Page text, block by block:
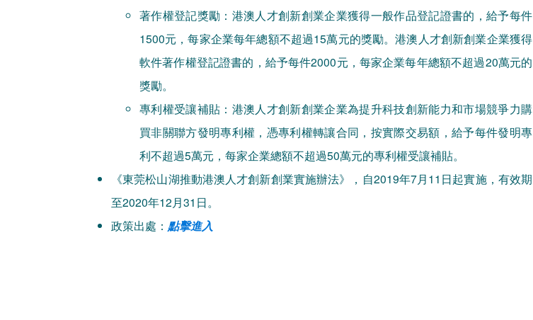
著作權登記獎勵：港澳人才創新創業企業獲得一般作品登記證書的，給予每件
1500元，每家企業每年總額不超過15萬元的獎勵。港澳人才創新創業企業獲得
軟件著作權登記證書的，給予每件2000元，每家企業每年總額不超過20萬元的
獎勵。
專利權受讓補貼：港澳人才創新創業企業為提升科技創新能力和市場競爭力購
買非關聯方發明專利權，憑專利權轉讓合同，按實際交易額，給予每件發明專
利不超過5萬元，每家企業總額不超過50萬元的專利權受讓補貼。
《東莞松山湖推動港澳人才創新創業實施辦法》，自2019年7月11日起實施，有效期
至2020年12月31日。
政策出處： 點擊進入